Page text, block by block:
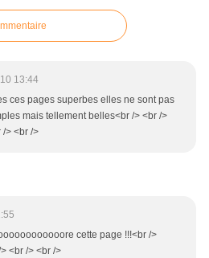
13:44
ces pages superbes elles ne sont pas
mais tellement belles<br /> <br />
/> <br />
cette page !!!<br />
<br /> <br />